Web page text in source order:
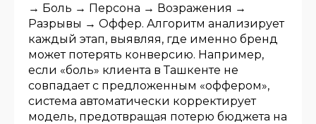
→ Боль → Персона → Возражения →
Разрывы → Оффер. Алгоритм анализирует
каждый этап, выявляя, где именно бренд
может потерять конверсию. Например,
если «боль» клиента в Ташкенте не
совпадает с предложенным «оффером»,
система автоматически корректирует
модель, предотвращая потерю бюджета на